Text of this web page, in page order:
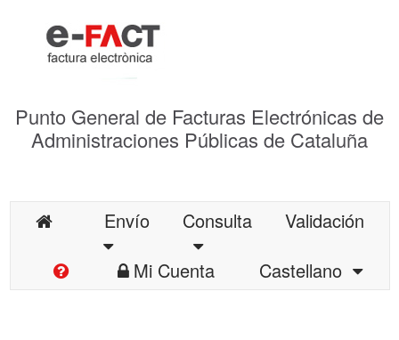
Punto General de Facturas Electrónicas de
Administraciones Públicas de Cataluña
Envío Consulta
Validación
Mi Cuenta
Castellano